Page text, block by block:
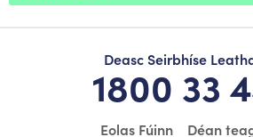
Deasc Seirbhíse
1800 33
Eolas Fúinn Déan